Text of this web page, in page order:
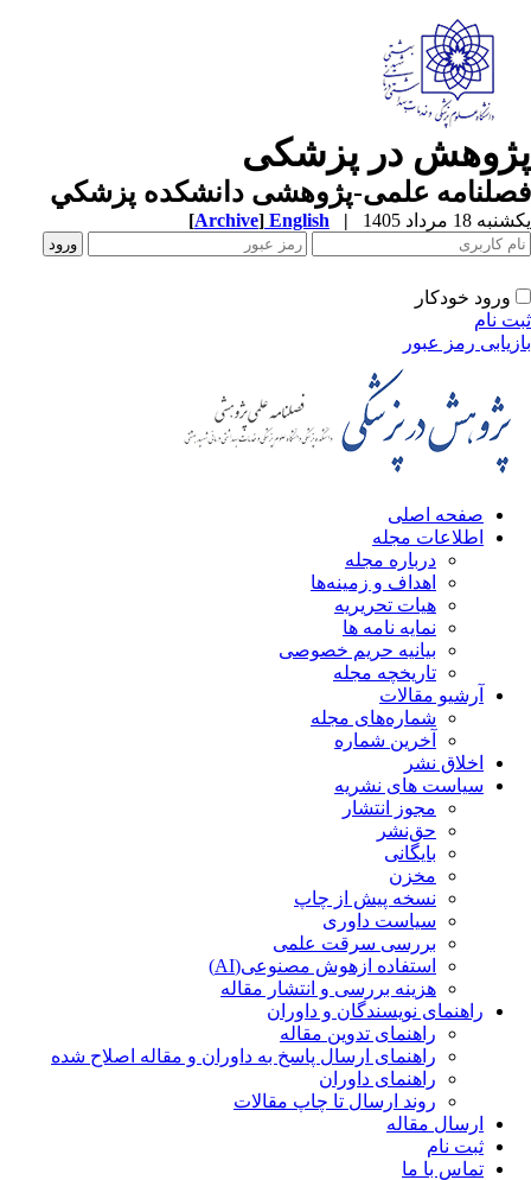
در پزشکی
علمی-پژوهشی دانشکده پزشکي
18 مرداد 1405 |
English
[Archive]
ورود خودکار
نام
رمز عبور
صفحه اصلی
اطلاعات مجله
درباره مجله
اهداف و زمینه‌ها
هیات تحریریه
نمایه نامه ها
بیانیه حریم خصوصی
تاریخچه مجله
آرشیو مقالات
شماره‌های مجله
آخرین شماره
اخلاق نشر
سیاست های نشریه
مجوز انتشار
حق‌نشر
بایگانی
مخزن
نسخه پیش از چاپ
سیاست داوری
بررسی سرقت علمی
استفاده ازهوش مصنوعی(AI)
هزینه بررسی و انتشار مقاله
راهنمای نویسندگان و داوران
راهنمای تدوین مقاله
راهنمای ارسال پاسخ به داوران و مقاله اصلاح شده
راهنمای داوران
روند ارسال تا چاپ مقالات
ارسال مقاله
ثبت نام
تماس با ما